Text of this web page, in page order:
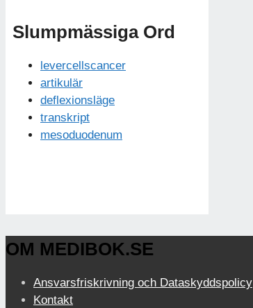
Slumpmässiga Ord
levercellscancer
artikulär
deflexionsläge
transkript
mesoduodenum
OM MEDIBOK.SE
Ansvarsfriskrivning och Dataskyddspolicy
Kontakt